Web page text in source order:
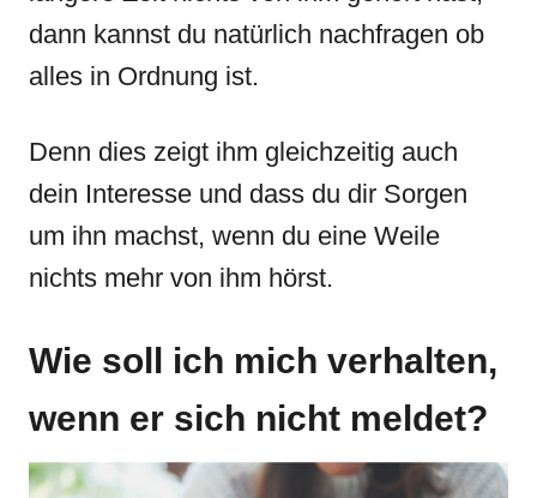
dann kannst du natürlich nachfragen ob
alles in Ordnung ist.
Denn dies zeigt ihm gleichzeitig auch
dein Interesse und dass du dir Sorgen
um ihn machst, wenn du eine Weile
nichts mehr von ihm hörst.
Wie soll ich mich verhalten,
wenn er sich nicht meldet?